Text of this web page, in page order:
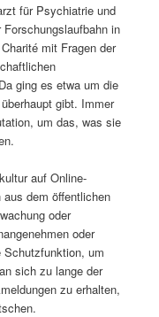
für Psychiatrie und
in
mit Fragen der
ging es etwa um die
gibt. Immer
um das, was sie
auf Online-
dem öffentlichen
oder
oder
Schutzfunktion, um
sich zu lange der
zu erhalten,